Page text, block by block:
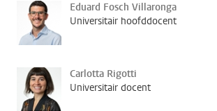
Eduard Fosch Villaronga
Universitair hoofddocent
Carlotta Rigotti
Universitair docent